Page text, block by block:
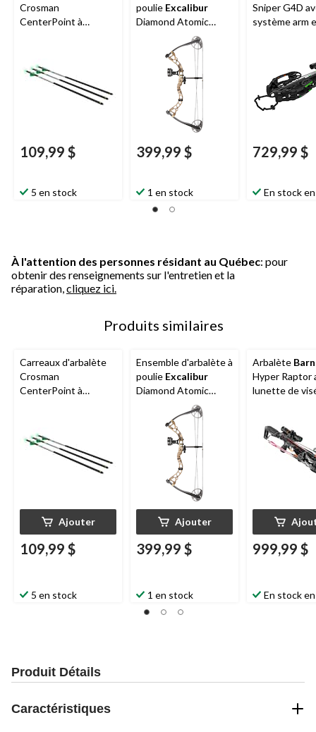
Crosman
CenterPoint à
109,99 $
5 en stock
poulie Excalibur
Diamond Atomic
Youth, droitier,
camouflage BUC
399,99 $
1 en stock
Sniper G4D
système arm
729,99 $
En stock
À l'attention des personnes résidant au Québec: pour
obtenir des renseignements sur l'entretien et la
réparation, cliquez ici.
Produits similaires
Carreaux d'arbalète
Crosman
CenterPoint à
Ajouter
109,99 $
5 en stock
Ensemble d'arbalète à
poulie Excalibur
Diamond Atomic
Youth, droitier,
camouflage BUC
Ajouter
399,99 $
1 en stock
Arbalète
Hyper Raptor
lunette de
999,99 $
En stock
Produit Détails
Caractéristiques